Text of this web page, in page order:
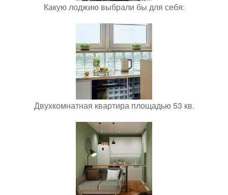
Какую лоджию выбрали бы для себя:
Двухкомнатная квартира площадью 53 кв.